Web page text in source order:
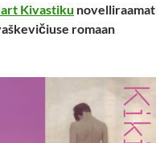
Kivastiku novelliraamat
romaan